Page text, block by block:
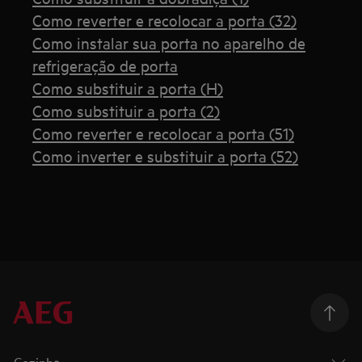
Como reverter e recolocar a porta (32)
Como instalar sua porta no aparelho de
refrigeração de porta
Como substituir a porta (H)
Como substituir a porta (2)
Como reverter e recolocar a porta (51)
Como inverter e substituir a porta (52)